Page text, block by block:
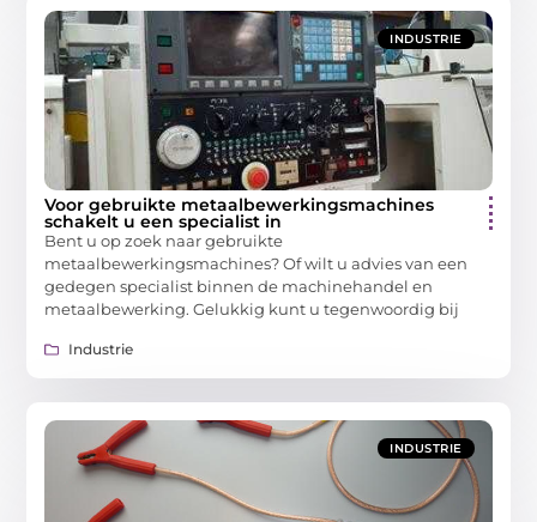
INDUSTRIE
Voor gebruikte metaalbewerkingsmachines
schakelt u een specialist in
Bent u op zoek naar gebruikte
metaalbewerkingsmachines? Of wilt u advies van een
gedegen specialist binnen de machinehandel en
metaalbewerking. Gelukkig kunt u tegenwoordig bij
Industrie
INDUSTRIE